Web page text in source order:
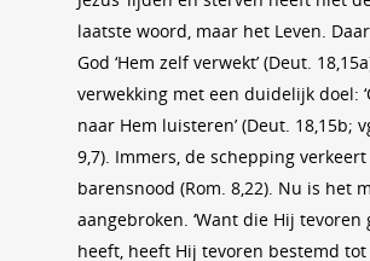
laatste woord, maar het Leven.
God ‘Hem zelf verwekt’ (Deut.
verwekking met een duidelijk doel:
naar Hem luisteren’ (Deut. 18,15b;
9,7). Immers, de schepping
barensnood (Rom. 8,22). Nu is het
aangebroken. ‘Want die Hij tevoren
heeft, heeft Hij tevoren bestemd tot